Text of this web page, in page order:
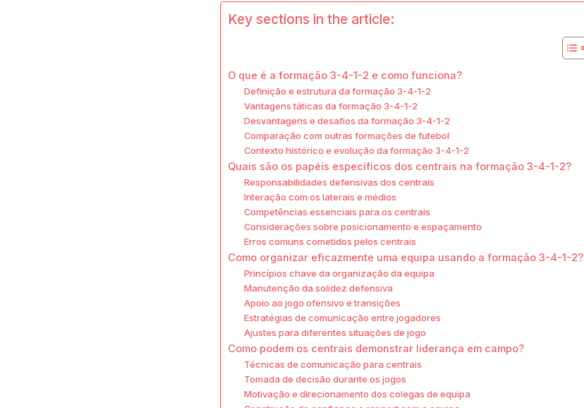
Key sections in the article:
O que é a formação 3-4-1-2 e como funciona?
Definição e estrutura da formação 3-4-1-2
Vantagens táticas da formação 3-4-1-2
Desvantagens e desafios da formação 3-4-1-2
Comparação com outras formações de futebol
Contexto histórico e evolução da formação 3-4-1-2
Quais são os papéis específicos dos centrais na formação 3-4-1-2?
Responsabilidades defensivas dos centrais
Interação com os laterais e médios
Competências essenciais para os centrais
Considerações sobre posicionamento e espaçamento
Erros comuns cometidos pelos centrais
Como organizar eficazmente uma equipa usando a formação 3-4-1-2?
Princípios chave da organização da equipa
Manutenção da solidez defensiva
Apoio ao jogo ofensivo e transições
Estratégias de comunicação entre jogadores
Ajustes para diferentes situações de jogo
Como podem os centrais demonstrar liderança em campo?
Técnicas de comunicação para centrais
Tomada de decisão durante os jogos
Motivação e direcionamento dos colegas de equipa